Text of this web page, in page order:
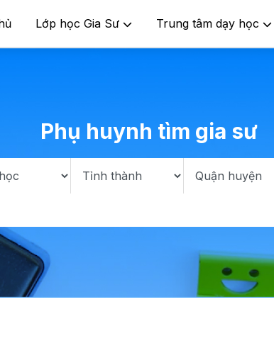
Lớp học Gia Sư Trung tâm dạy học
Phụ huynh tìm gia sư